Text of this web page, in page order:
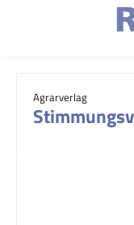
Agrarverlag